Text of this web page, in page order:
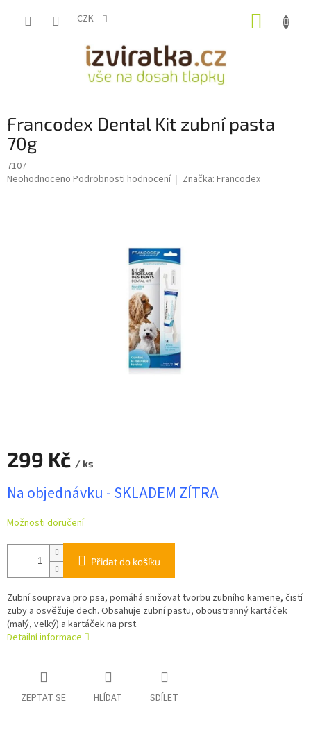
CZK
Francodex Dental Kit zubní pasta
70g
7107
Průměrné
Neohodnoceno Podrobnosti hodnocení Značka: Francodex
299 Kč / ks
cena:
Na objednávku - SKLADEM ZÍTRA
Možnosti doručení
Přidat do košíku
Zubní souprava pro psa, pomáhá snižovat tvorbu zubního kamene, čistí
zuby a osvěžuje dech. Obsahuje zubní pastu, oboustranný kartáček
(malý, velký) a kartáček na prst.
Detailní informace
ZEPTAT SE HLÍDAT SDÍLET